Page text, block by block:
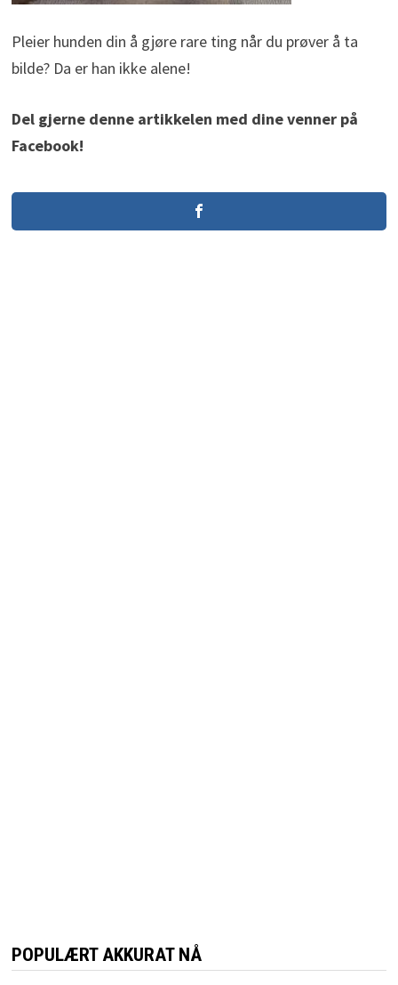
Pleier hunden din å gjøre rare ting når du prøver å ta
bilde? Da er han ikke alene!
Del gjerne denne artikkelen med dine venner på
Facebook!
POPULÆRT AKKURAT NÅ